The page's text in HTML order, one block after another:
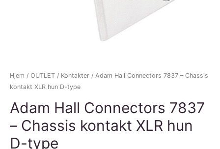
Hjem / OUTLET / Kontakter / Adam Hall Connectors 7837 – Chassis
kontakt XLR hun D-type
Adam Hall Connectors 7837
– Chassis kontakt XLR hun
D-type